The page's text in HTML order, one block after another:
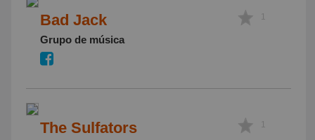
Bad Jack
Grupo de música
1
The Sulfators 1